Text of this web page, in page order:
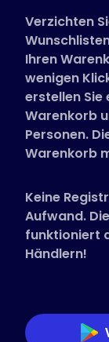
Verzichten
Ihren
wenigen
erstellen Sie
Warenkorb
Personen.
Warenkorb
Keine
Aufwand.
funktioniert
Händlern!